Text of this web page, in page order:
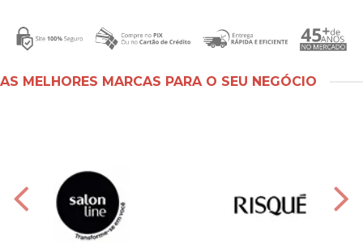
AS MELHORES MARCAS PARA O SEU NEGÓCIO